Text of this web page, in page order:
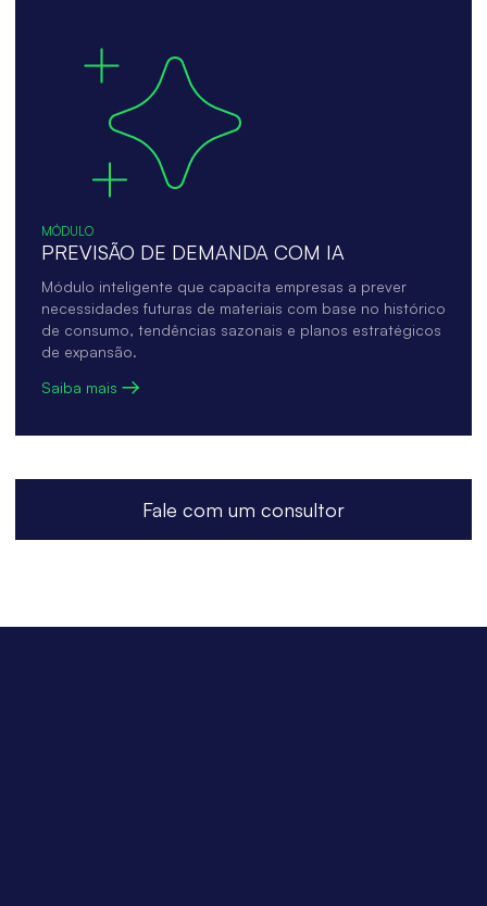
MÓDULO
PREVISÃO DE DEMANDA COM IA
Módulo inteligente que capacita empresas a prever
necessidades futuras de materiais com base no histórico
de consumo, tendências sazonais e planos estratégicos
de expansão.
Saiba mais
Fale com um consultor